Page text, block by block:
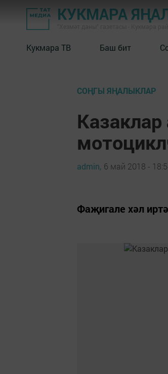
КУКМАРА
Кукмара ТВ Баш бит
СОҢГЫ ЯҢАЛЫКЛАР
admin, 6 май 2018 -
Фаҗигале хәл